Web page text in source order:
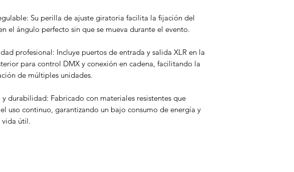
Su perilla de ajuste giratoria facilita la fijación del
el ángulo perfecto sin que se mueva durante el evento.
profesional: Incluye puertos de entrada y salida XLR en la
para control DMX y conexión en cadena, facilitando la
de múltiples unidades.
y durabilidad: Fabricado con materiales resistentes que
uso continuo, garantizando un bajo consumo de energía y
vida útil.